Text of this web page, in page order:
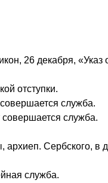
26 декабря, «Указ
отступки.
служба.
служба.
Сербского, в
служба.